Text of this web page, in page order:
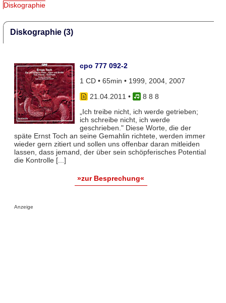
Diskographie
Diskographie (3)
cpo 777 092-2
1 CD • 65min • 1999, 2004, 2007
21.04.2011 •
8 8 8
„Ich treibe nicht, ich werde getrieben;
ich schreibe nicht, ich werde
geschrieben." Diese Worte, die der
späte Ernst Toch an seine Gemahlin richtete, werden immer
wieder gern zitiert und sollen uns offenbar daran mitleiden
lassen, dass jemand, der über sein schöpferisches Potential
die Kontrolle [...]
»zur Besprechung«
Anzeige